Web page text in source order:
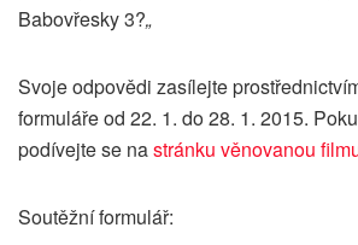
Babovřesky 3?„
Svoje odpovědi zasílejte
formuláře od 22. 1. do 28. 1. 2015.
podívejte se nastránku věnovanou
Soutěžní formulář: